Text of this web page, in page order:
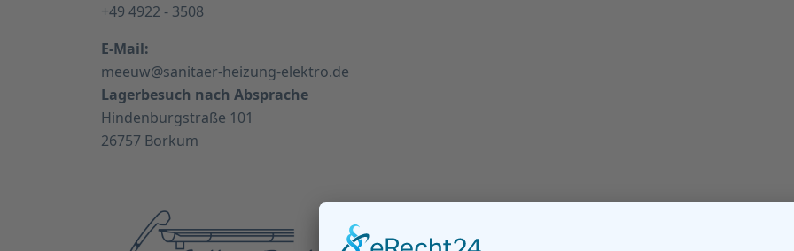
+49 4922 - 3508
E-Mail:
meeuw@sanitaer-heizung-elektro.de
Lagerbesuch nach Absprache
Hindenburgstraße 101
26757 Borkum